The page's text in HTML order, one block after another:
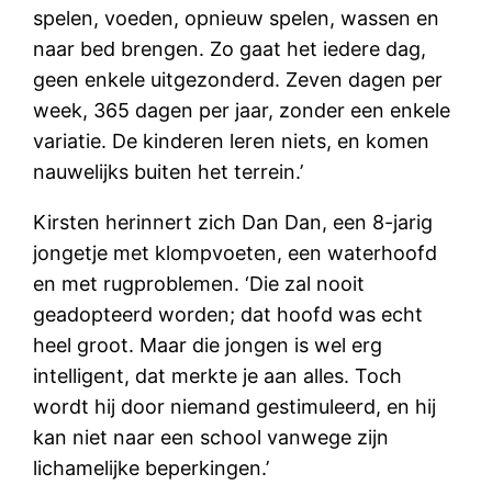
spelen, voeden, opnieuw spelen, wassen en
naar bed brengen. Zo gaat het iedere dag,
geen enkele uitgezonderd. Zeven dagen per
week, 365 dagen per jaar, zonder een enkele
variatie. De kinderen leren niets, en komen
nauwelijks buiten het terrein.’
Kirsten herinnert zich Dan Dan, een 8-jarig
jongetje met klompvoeten, een waterhoofd
en met rugproblemen. ‘Die zal nooit
geadopteerd worden; dat hoofd was echt
heel groot. Maar die jongen is wel erg
intelligent, dat merkte je aan alles. Toch
wordt hij door niemand gestimuleerd, en hij
kan niet naar een school vanwege zijn
lichamelijke beperkingen.’